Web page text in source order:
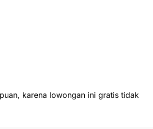
karena lowongan ini gratis tidak